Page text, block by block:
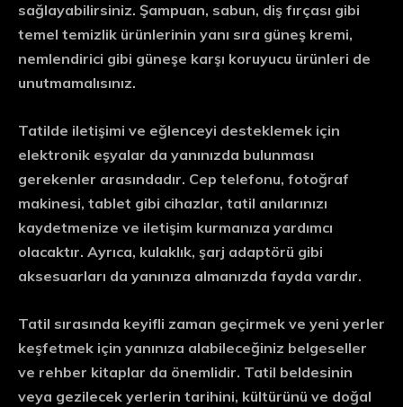
sağlayabilirsiniz. Şampuan, sabun, diş fırçası gibi
temel temizlik ürünlerinin yanı sıra güneş kremi,
nemlendirici gibi güneşe karşı koruyucu ürünleri de
unutmamalısınız.
Tatilde iletişimi ve eğlenceyi desteklemek için
elektronik eşyalar da yanınızda bulunması
gerekenler arasındadır. Cep telefonu, fotoğraf
makinesi, tablet gibi cihazlar, tatil anılarınızı
kaydetmenize ve iletişim kurmanıza yardımcı
olacaktır. Ayrıca, kulaklık, şarj adaptörü gibi
aksesuarları da yanınıza almanızda fayda vardır.
Tatil sırasında keyifli zaman geçirmek ve yeni yerler
keşfetmek için yanınıza alabileceğiniz belgeseller
ve rehber kitaplar da önemlidir. Tatil beldesinin
veya gezilecek yerlerin tarihini, kültürünü ve doğal